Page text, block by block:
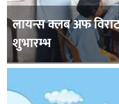
लायन्स क्लब अफ
शुभारम्भ